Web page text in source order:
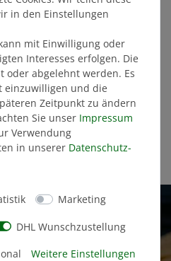
in den Einstellungen
mit Einwilligung oder
Interesses erfolgen. Die
oder abgelehnt werden. Es
einzuwilligen und die
Zeitpunkt zu ändern
Sie unser Impressum
Verwendung
in unserer Daten­schutz­
Marketing
DHL Wunschzustellung
Weitere Einstellungen